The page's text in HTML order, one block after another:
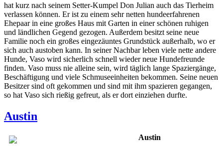
hat kurz nach seinem Setter-Kumpel Don Julian auch das Tierheim
verlassen können. Er ist zu einem sehr netten hundeerfahrenen
Ehepaar in eine großes Haus mit Garten in einer schönen ruhigen
und ländlichen Gegend gezogen. Außerdem besitzt seine neue
Familie noch ein großes eingezäuntes Grundstück außerhalb, wo er
sich auch austoben kann. In seiner Nachbar leben viele nette andere
Hunde, Vaso wird sicherlich schnell wieder neue Hundefreunde
finden. Vaso muss nie alleine sein, wird täglich lange Spaziergänge,
Beschäftigung und viele Schmuseeinheiten bekommen. Seine neuen
Besitzer sind oft gekommen und sind mit ihm spazieren gegangen,
so hat Vaso sich rießig gefreut, als er dort einziehen durfte.
Austin
Austin